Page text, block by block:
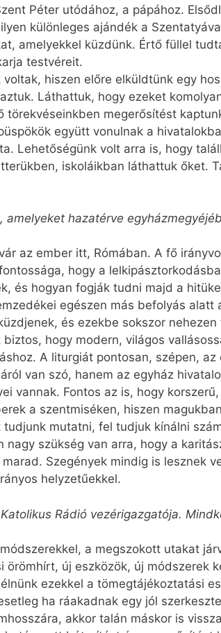
Péter utódához, a pápához.
különleges ajándék a
amelyekkel küzdünk. Értő füllel
testvéreit.
hiszen előre elküldtünk egy
Láthattuk, hogy ezeket
törekvéseinkben megerősítést
együtt vonulnak a
Lehetőségünk volt arra is, hogy
iskoláikban láthattuk őket.
hazatérve
az ember itt, Rómában. A fő
hogy a
és hogyan fogják tudni majd a
egészen más befolyás alatt
és ezekbe sokszor
hogy modern, világos
A liturgiát pontosan, szépen,
van szó, hanem az egyház
vannak. Fontos az is, hogy
a szentmiséken, hiszen
mutatni, fel tudjuk kínálni
szükség van arra, hogy a
Szegények mindig is lesznek
helyzetűekkel.
Rádió vezérigazgatója.
a megszokott utakat
új eszközök, új módszerek
ezekkel a tömegtájékoztatási
ha ráakadnak egy jól
akkor talán máskor is